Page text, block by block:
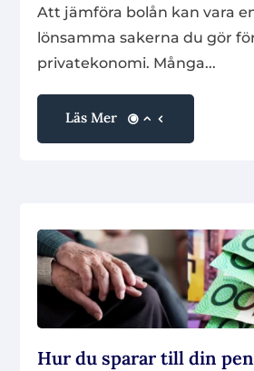
Att jämföra bolån kan vara
lönsamma sakerna du gör
privatekonomi. Många...
Läs Mer
Hur du sparar till din